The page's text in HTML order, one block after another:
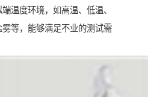
温度环境，如高温、低温、
等，能够满足不业的测试需